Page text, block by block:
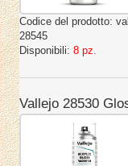
Codice del prodotto:
28545
Disponibili: 8 pz.
Vallejo 28530